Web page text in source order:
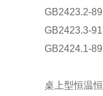
GB2423.2-
GB2423.3-
GB2424.1-
桌上型恒温